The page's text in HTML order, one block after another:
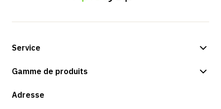
Service
Options de paiement
Retours et service
Gamme de produits
Boutique
Adresse